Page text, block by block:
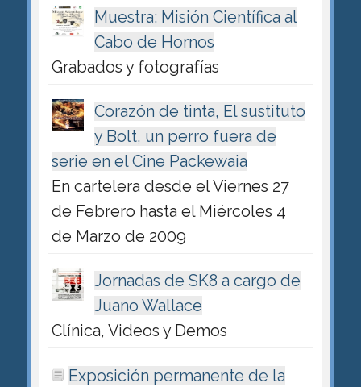
Muestra: Misión Científica al
Cabo de Hornos
Grabados y fotografías
Corazón de tinta, El sustituto
y Bolt, un perro fuera de
serie en el Cine Packewaia
En cartelera desde el Viernes 27
de Febrero hasta el Miércoles 4
de Marzo de 2009
Jornadas de SK8 a cargo de
Juano Wallace
Clínica, Videos y Demos
Exposición permanente de la